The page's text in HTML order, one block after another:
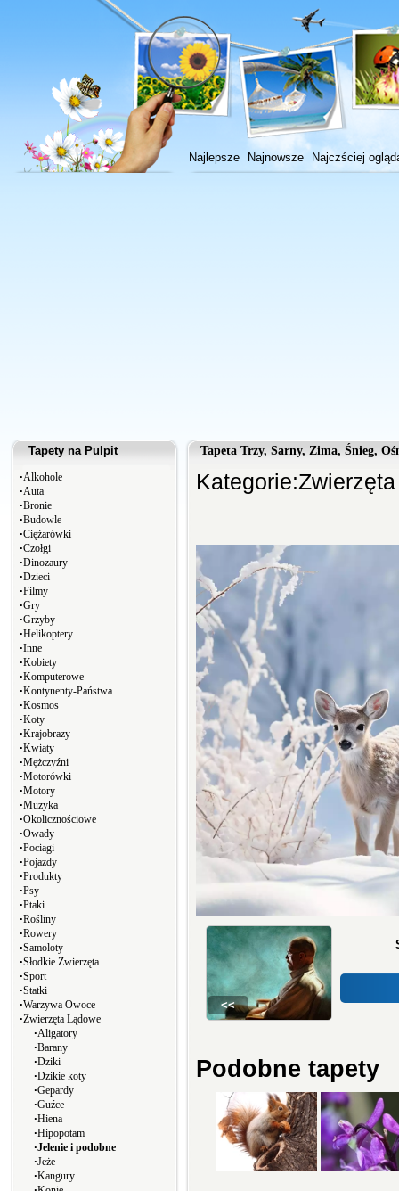
Najlepsze Najnowsze Najczściej
Tapety na Pulpit
∙Alkohole
∙Auta
∙Bronie
∙Budowle
∙Ciężarówki
∙Czołgi
∙Dinozaury
∙Dzieci
∙Filmy
∙Gry
∙Grzyby
∙Helikoptery
∙Inne
∙Kobiety
∙Komputerowe
∙Kontynenty-Państwa
∙Kosmos
∙Koty
∙Krajobrazy
∙Kwiaty
∙Mężczyźni
∙Motorówki
∙Motory
∙Muzyka
∙Okolicznościowe
∙Owady
∙Pociagi
∙Pojazdy
∙Produkty
∙Psy
∙Ptaki
∙Rośliny
∙Rowery
∙Samoloty
∙Słodkie Zwierzęta
∙Sport
∙Statki
∙Warzywa Owoce
∙Zwierzęta Lądowe
∙Aligatory
∙Barany
∙Dziki
∙Dzikie koty
∙Gepardy
∙Guźce
∙Hiena
∙Hipopotam
∙Jelenie i podobne
∙Jeże
∙Kangury
Tapeta Trzy, Sarny, Zima, Śnieg,
Kategorie:
<<
Podobne tapety